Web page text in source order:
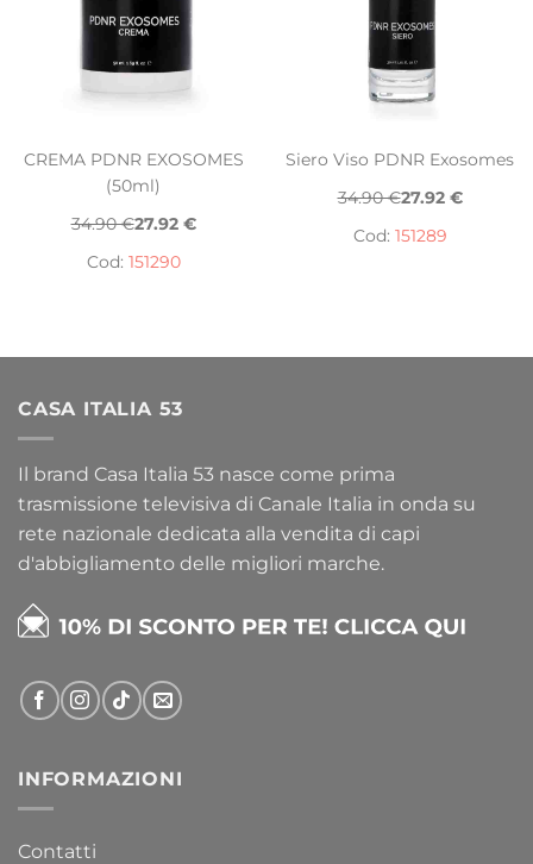
CREMA PDNR EXOSOMES
(50ml)
34.90 €27.92 €
Cod: 151290
Siero Viso PDNR Exosomes
34.90 €27.92 €
Cod: 151289
CASA ITALIA 53
Il brand Casa Italia 53 nasce come prima
trasmissione televisiva di Canale Italia in onda su
rete nazionale dedicata alla vendita di capi
d'abbigliamento delle migliori marche.
INFORMAZIONI
Contatti